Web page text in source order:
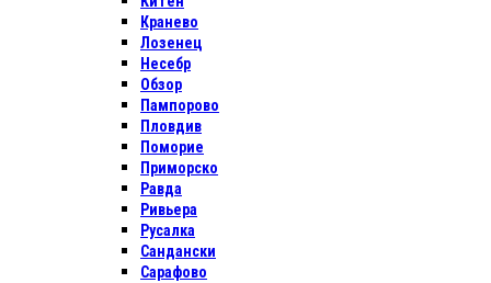
Кранево
Лозенец
Несебр
Обзор
Пампорово
Пловдив
Поморие
Приморско
Равда
Ривьера
Русалка
Сандански
Сарафово